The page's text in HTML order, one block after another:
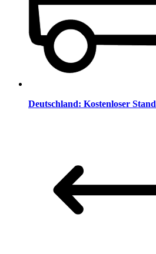
Deutschland: Kostenloser